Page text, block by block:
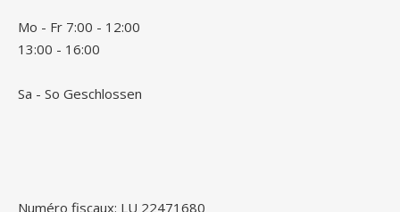
Mo - Fr 7:00 - 12:00
13:00 - 16:00
Sa - So Geschlossen
Numéro fiscaux: LU 22471680